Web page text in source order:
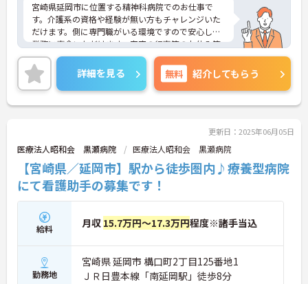
宮崎県延岡市に位置する精神科病院でのお仕事で
す。介護系の資格や経験が無い方もチャレンジいた
だけます。側に専門職がいる環境ですので安心して
業務に専念いただけます。家庭の行事等のお休み等
にも対応いただけて、家庭や子育てとの両立にも理
解のある職場です。ご興味のある方には、面接対策
ポイントなど、さらに詳細をお話しいたしますので
お気軽にご相談ください！
詳細を見る 無料 紹介してもらう
更新日：2025年06月05日
医療法人昭和会 黒瀬病院 医療法人昭和会 黒瀬病院
【宮崎県／延岡市】駅から徒歩圏内♪療養型病院
にて看護助手の募集です！
給料 月収 15.7万円～17.3万円程度※諸手当込
勤務地
宮崎県 延岡市 構口町2丁目125番地1
ＪＲ日豊本線「南延岡駅」徒歩8分